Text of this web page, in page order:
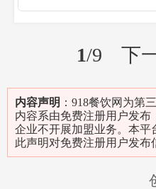
1/9 下
内容声明 ：918餐饮网为第
内容系由免费注册用户发
企业不开展加盟业务。本
此声明对免费注册用户发